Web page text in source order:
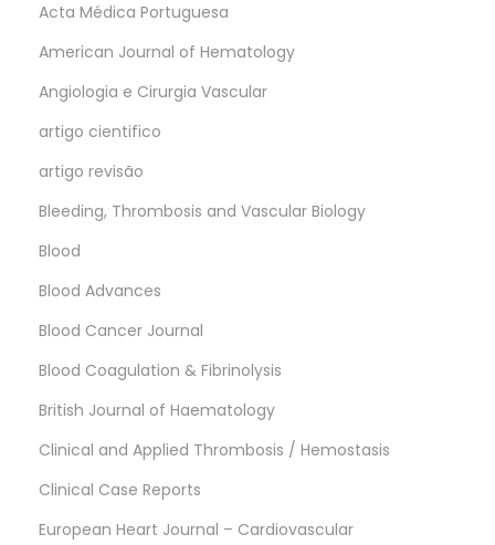
Acta Médica Portuguesa
American Journal of Hematology
Angiologia e Cirurgia Vascular
artigo cientifico
artigo revisão
Bleeding, Thrombosis and Vascular Biology
Blood
Blood Advances
Blood Cancer Journal
Blood Coagulation & Fibrinolysis
British Journal of Haematology
Clinical and Applied Thrombosis / Hemostasis
Clinical Case Reports
European Heart Journal – Cardiovascular